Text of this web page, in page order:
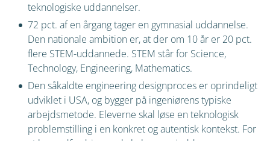
teknologiske uddannelser.
72 pct. af en årgang tager en gymnasial uddannelse.
Den nationale ambition er, at der om 10 år er 20 pct.
flere STEM-uddannede. STEM står for Science,
Technology, Engineering, Mathematics.
Den såkaldte engineering designproces er oprindeligt
udviklet i USA, og bygger på ingeniørens typiske
arbejdsmetode. Eleverne skal løse en teknologisk
problemstilling i en konkret og autentisk kontekst. For